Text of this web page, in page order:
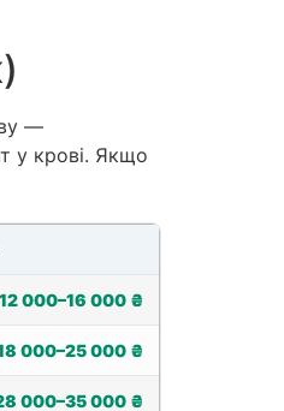
—
у крові. Якщо
12 000–16 000 ₴
000–25 000 ₴
000–35 000 ₴